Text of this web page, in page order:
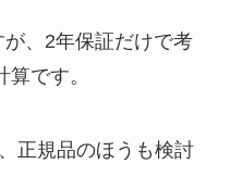
、2年保証だけで考
です。
正規品のほうも検討